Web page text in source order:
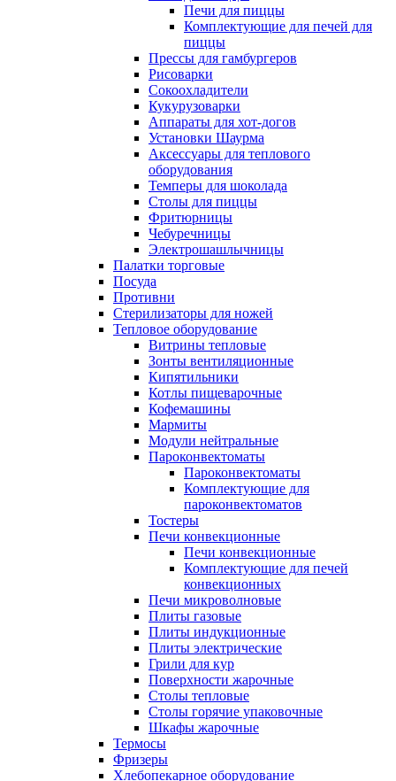
Печи для пиццы
Комплектующие для печей для
пиццы
Прессы для гамбургеров
Рисоварки
Сокоохладители
Кукурузоварки
Аппараты для хот-догов
Установки Шаурма
Аксессуары для теплового
оборудования
Темперы для шоколада
Столы для пиццы
Фритюрницы
Чебуречницы
Электрошашлычницы
Палатки торговые
Посуда
Противни
Стерилизаторы для ножей
Тепловое оборудование
Витрины тепловые
Зонты вентиляционные
Кипятильники
Котлы пищеварочные
Кофемашины
Мармиты
Модули нейтральные
Пароконвектоматы
Пароконвектоматы
Комплектующие для
пароконвектоматов
Тостеры
Печи конвекционные
Печи конвекционные
Комплектующие для печей
конвекционных
Печи микроволновые
Плиты газовые
Плиты индукционные
Плиты электрические
Грили для кур
Поверхности жарочные
Столы тепловые
Столы горячие упаковочные
Шкафы жарочные
Термосы
Фризеры
Хлебопекарное оборудование